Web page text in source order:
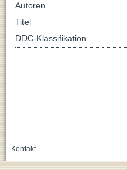
Autoren
Titel
DDC-Klassifikation
Kontakt